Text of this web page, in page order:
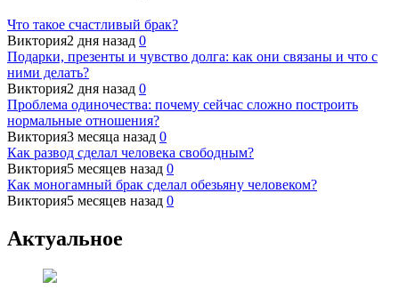
Что такое счастливый брак?
Виктория2 дня назад 0
Подарки, презенты и чувство долга: как они связаны и что с
ними делать?
Виктория2 дня назад 0
Проблема одиночества: почему сейчас сложно построить
нормальные отношения?
Виктория3 месяца назад 0
Как развод сделал человека свободным?
Виктория5 месяцев назад 0
Как моногамный брак сделал обезьяну человеком?
Виктория5 месяцев назад 0
Актуальное